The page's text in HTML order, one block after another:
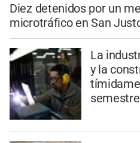
Diez detenidos por un
microtráfico en San
La
y la
semestre